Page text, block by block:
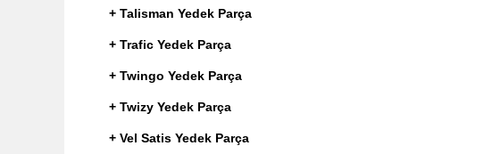
+ Talisman Yedek Parça
+ Trafic Yedek Parça
+ Twingo Yedek Parça
+ Twizy Yedek Parça
+ Vel Satis Yedek Parça